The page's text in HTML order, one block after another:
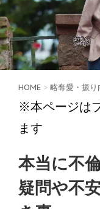
HOME > 略奪愛・振
※本ページは
ます
本当に不
疑問や不